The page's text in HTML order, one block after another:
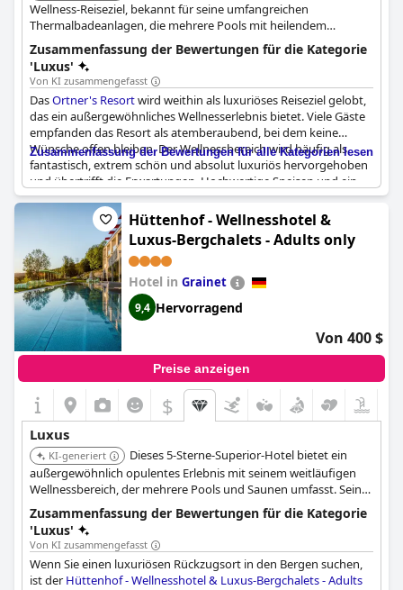
Wellness-Reiseziel, bekannt für seine umfangreichen
Thermalbadeanlagen, die mehrere Pools mit heilendem
Thermalwasser umfassen. Es bietet eine breite Palette an
Wellness- und Schönheitsbehandlungen, ergänzt durch
hochwertige kulinarische Erlebnisse, die einen luxuriösen und
erholsamen Aufenthalt gewährleisten.
Zusammenfassung der Bewertungen für die Kategorie
'Luxus'
Von KI zusammengefasst
DasOrtner's Resortwird weithin als luxuriöses Reiseziel gelobt,
das ein außergewöhnliches Wellnesserlebnis bietet. Viele Gäste
empfanden das Resort als atemberaubend, bei dem keine
Wünsche offen bleiben. Der Wellnessbereich wird häufig als
fantastisch, extrem schön und absolut luxuriös hervorgehoben
und übertrifft die Erwartungen. Hochwertige Speisen und ein
tolles Frühstücksbuffet ergänzen den luxuriösen Aufenthalt. Der
Naturteich sticht als ein Lieblingsmerkmal unter den Besuchern
hervor. Beschrieben als eine Klasse für sich, hinterlässt Ortner's
Resort
einen bleibenden Eindruck von Eleganz und Schönheit.
Obwohl einige es eher als ein starkes 4-Sterne-Hotel denn als ein
5-Sterne-Hotel bezeichneten, bleibt es ein sehr
empfehlenswertes Ziel für einen luxuriösen und erholsamen
Urlaub.
Zusammenfassung der Bewertungen für alle Kategorien lesen
Hüttenhof - Wellnesshotel &
Luxus-Bergchalets - Adults only
Hotel in Grainet
9,4 Hervorragend
Von 400 $
Preise anzeigen
$
Luxus
KI-generiert
Dieses 5-Sterne-Superior-Hotel bietet ein
außergewöhnlich opulentes Erlebnis mit seinem weitläufigen
Wellnessbereich, der mehrere Pools und Saunen umfasst. Seine
exklusiven Luxus-Bergchalets bieten private Saunen und
Whirlpools, die ein hohes Maß an Privatsphäre und Komfort
gewährleisten. Das 'Adults only'-Konzept verstärkt zusätzlich
seine exklusive und ruhige Atmosphäre.
Zusammenfassung der Bewertungen für die Kategorie
'Luxus'
Von KI zusammengefasst
Wenn Sie einen luxuriösen Rückzugsort in den Bergen suchen,
ist der Hüttenhof - Wellnesshotel & Luxus-Bergchalets - Adults